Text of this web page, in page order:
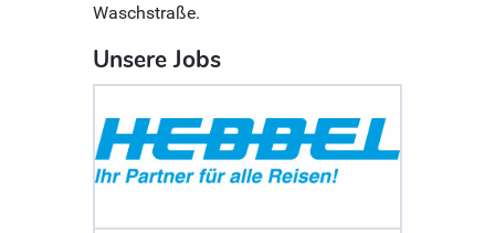
Waschstraße.
Unsere Jobs